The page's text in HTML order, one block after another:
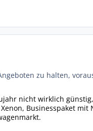
zu halten,
nicht wirklich
Businesspaket